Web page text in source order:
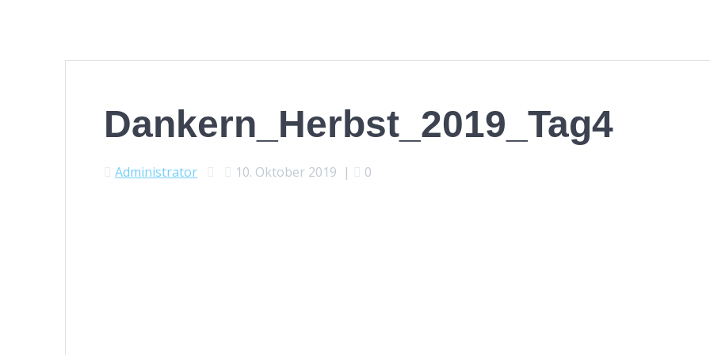
Dankern_Herbst_2019_Tag4
Administrator 10. Oktober 2019 | 0